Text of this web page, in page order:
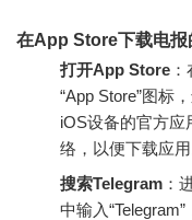
在App Store下载电报
打开App Store
“App Store”图标
iOS设备的官方应
络，以便下载应用
搜索Telegram ：
中输入